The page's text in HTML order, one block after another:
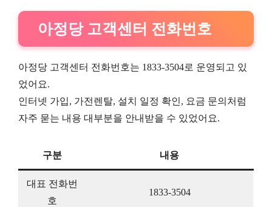
아정당 고객센터 전화번호
아정당 고객센터 전화번호는 1833-3504로 운영되고 있
었어요.
인터넷 가입, 가전렌탈, 설치 일정 확인, 요금 문의처럼
자주 묻는 내용 대부분을 안내받을 수 있었어요.
구분 내용
대표 전화번
호
1833-3504